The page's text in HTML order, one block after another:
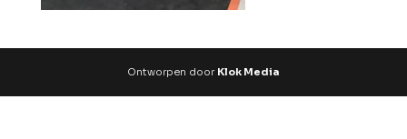
Ontworpen door Klok Media